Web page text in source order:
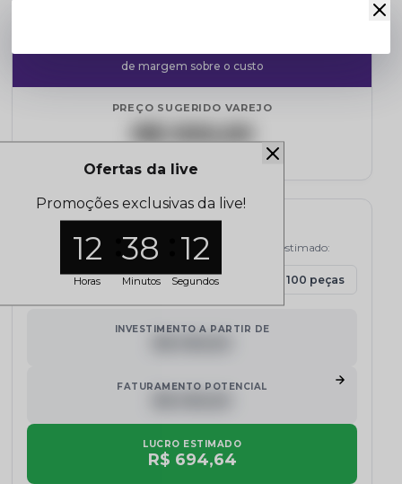
de margem sobre o custo
PREÇO SUGERIDO VAREJO
R$ 000,00
Simulador de Lucro
Selecione a quantidade e veja o potencial de lucro estimado:
15 peças 30 peças 50 peças 100 peças
INVESTIMENTO A PARTIR DE
FATURAMENTO POTENCIAL
LUCRO ESTIMADO
R$ 694,64
Ofertas da live
Promoções exclusivas da live!
12
Horas
38
Minutos
12
Segundos